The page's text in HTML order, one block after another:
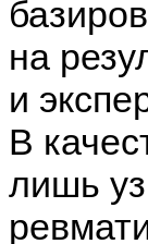
на
и
В
лишь